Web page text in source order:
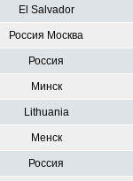
El Salvador
Россия Москва
Россия
Минск
Lithuania
Менск
Россия